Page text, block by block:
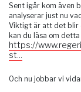
Sent igår kom även
analyserar just nu
Viktigt är att det blir
kan du läsa om
https://
st...
Och nu jobbar vi